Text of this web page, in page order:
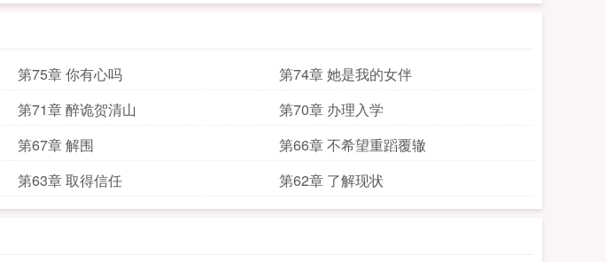
第75章 你有心吗
第74章 她是我的女伴
第71章 醉诡贺清山
第70章 办理入学
第67章 解围
第66章 不希望重蹈覆辙
第63章 取得信任 第62章 了解现状